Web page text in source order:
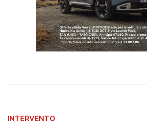
INTERVENTO